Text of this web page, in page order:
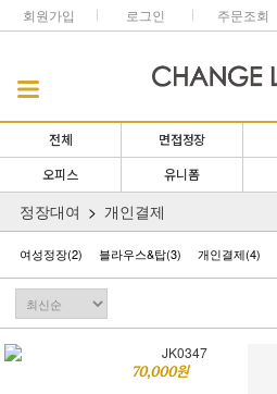
회원가입 로그인 주문조회
전체 면접정장
오피스 유니폼
정장대여 개인결제
여성정장(2) 블라우스&탑(3) 개인결제(4)
JK0347
70,000원